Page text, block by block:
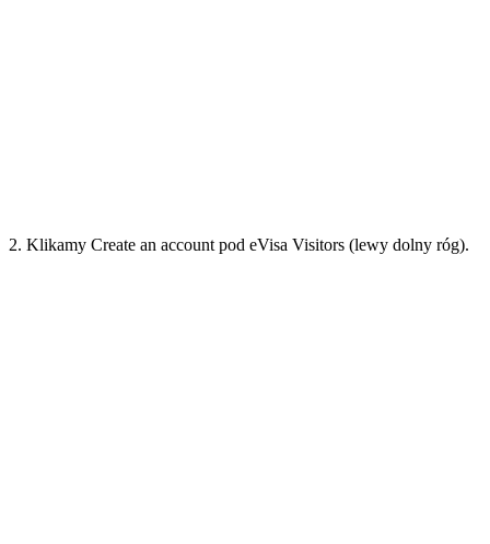
2. Klikamy Create an account pod eVisa Visitors (lewy dolny róg).